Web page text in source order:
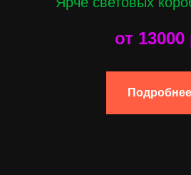
от 13000
Подробнее